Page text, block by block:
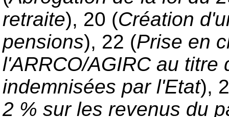
retraite), 20 (Création
pensions), 22 (Prise en
l'ARRCO/AGIRC au
indemnisées par l'Etat),
2 % sur les revenus du